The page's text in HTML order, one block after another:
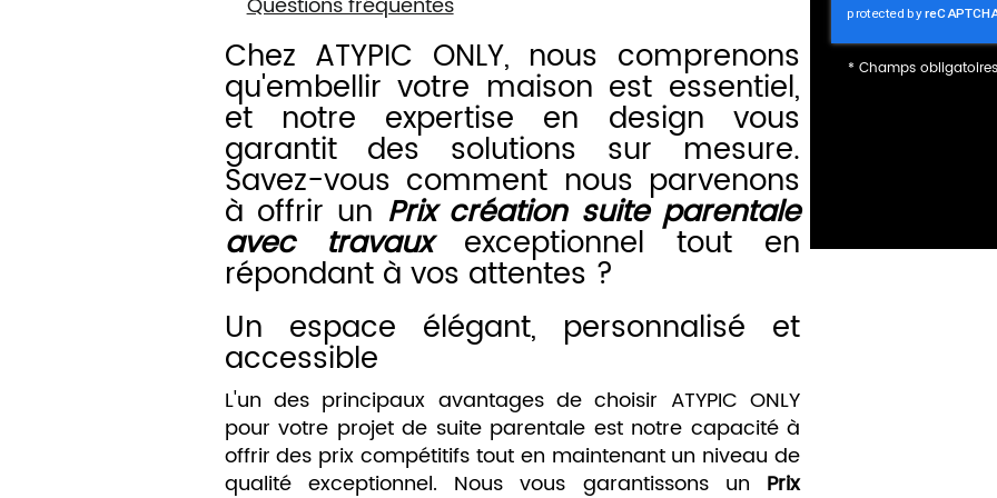
Chez ATYPIC ONLY, nous comprenons
qu'embellir votre maison est essentiel,
et notre expertise en design vous
garantit des solutions sur mesure.
Savez-vous comment nous parvenons
à offrir un Prix création suite parentale
avec travauxexceptionnel tout en
répondant à vos attentes ?
Un espace élégant, personnalisé et
accessible
L'un des principaux avantages de choisir ATYPIC ONLY
pour votre projet de suite parentale est notre capacité à
offrir des prix compétitifs tout en maintenant un niveau de
qualité exceptionnel. Nous vous garantissons un Prix
*Champs